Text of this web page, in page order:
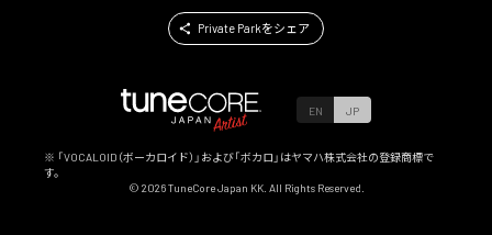
Private Parkをシェア
EN JP
※ 「VOCALOID（ボーカロイド）」および「ボカロ」はヤマハ株式会社の登録商標で
す。
© 2026TuneCore Japan KK. All Rights Reserved.